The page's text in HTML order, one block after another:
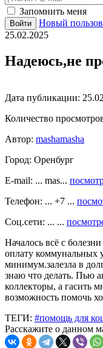
Запомнить меня
Войти
Новый
25.02.2025
Надеюсь,не
Дата публикации:
Количество
Автор: mashamasha
Город: Оренбург
E-mail: ... mas...
Телефон: ... +7 ...
Соц.сети: ... ...
Началось всё с
оплату коммунальных
минимум.залезла в
знаю что делать. Пью
коллекторы, а гасить
возможность помочь
ТЕГИ: #помощь для
Расскажите о данном